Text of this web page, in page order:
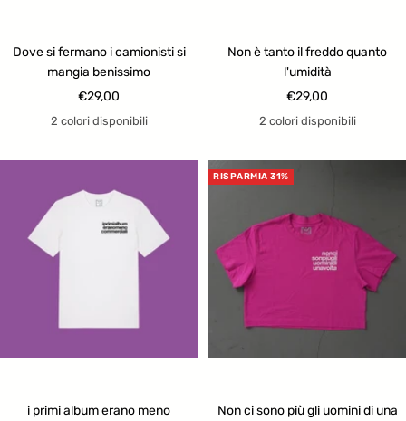
Dove si fermano i camionisti si
mangia benissimo
Prezzo
di
€29,00
2 colori disponibili
Non è tanto il freddo quanto
l'umidità
Prezzo
di
€29,00
2 colori disponibili
i primi album erano meno
RISPARMIA 31%
Non ci sono più gli uomini di una